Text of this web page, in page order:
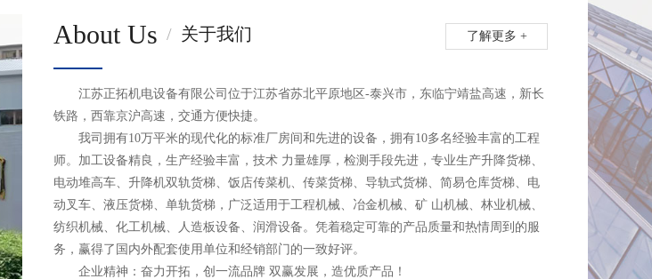
About Us / 关于我们 了解更多 +
江苏正拓机电设备有限公司位于江苏省苏北平原地区-泰兴市，东临宁靖盐高速，新长
铁路，西靠京沪高速，交通方便快捷。
我司拥有10万平米的现代化的标准厂房间和先进的设备，拥有10多名经验丰富的工程
师。加工设备精良，生产经验丰富，技术 力量雄厚，检测手段先进，专业生产升降货梯、
电动堆高车、升降机双轨货梯、饭店传菜机、传菜货梯、导轨式货梯、简易仓库货梯、电
动叉车、液压货梯、单轨货梯，广泛适用于工程机械、冶金机械、矿 山机械、林业机械、
纺织机械、化工机械、人造板设备、润滑设备。凭着稳定可靠的产品质量和热情周到的服
务，赢得了国内外配套使用单位和经销部门的一致好评。
企业精神：奋力开拓，创一流品牌 双赢发展，造优质产品！